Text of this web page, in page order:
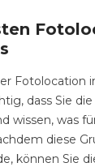
Fotolocation
dass Sie
wissen, was
diese
können Sie